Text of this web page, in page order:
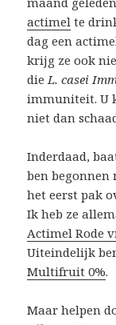
actimel te
dag een
krijg ze ook
dieL. casei
immuniteit. U
niet dan
Inderdaad,
ben begonnen
het eerst pak
Ik heb ze
Actimel Rode
Uiteindelijk
Multifruit 0%.
Maar helpen